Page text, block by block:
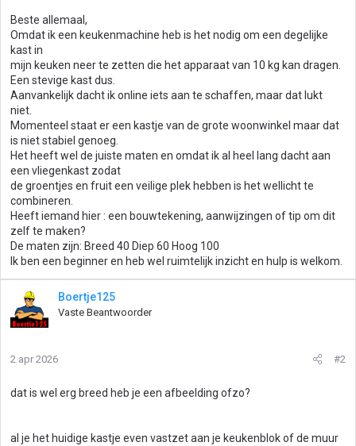
Beste allemaal,
Omdat ik een keukenmachine heb is het nodig om een degelijke
kast in
mijn keuken neer te zetten die het apparaat van 10 kg kan dragen.
Een stevige kast dus.
Aanvankelijk dacht ik online iets aan te schaffen, maar dat lukt
niet.
Momenteel staat er een kastje van de grote woonwinkel maar dat
is niet stabiel genoeg.
Het heeft wel de juiste maten en omdat ik al heel lang dacht aan
een vliegenkast zodat
de groentjes en fruit een veilige plek hebben is het wellicht te
combineren.
Heeft iemand hier : een bouwtekening, aanwijzingen of tip om dit
zelf te maken?
De maten zijn: Breed 40 Diep 60 Hoog 100
Ik ben een beginner en heb wel ruimtelijk inzicht en hulp is welkom.
Boertje125
Vaste Beantwoorder
2 apr 2026 #2
dat is wel erg breed heb je een afbeelding ofzo?
al je het huidige kastje even vastzet aan je keukenblok of de muur